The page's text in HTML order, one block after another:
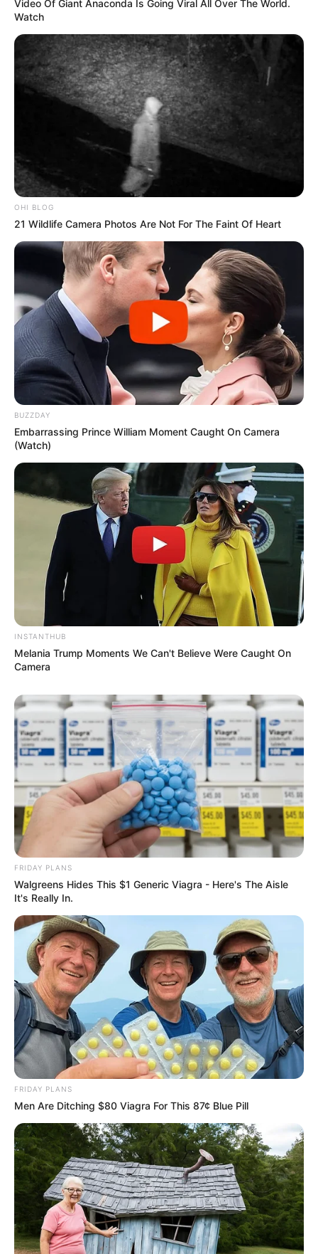
Video Of Giant Anaconda Is Going Viral All Over The World.
Watch
OHI BLOG
21 Wildlife Camera Photos Are Not For The Faint Of Heart
BUZZDAY
Embarrassing Prince William Moment Caught On Camera
(Watch)
INSTANTHUB
Melania Trump Moments We Can't Believe Were Caught On
Camera
FRIDAY PLANS
Walgreens Hides This $1 Generic Viagra - Here's The Aisle
It's Really In.
FRIDAY PLANS
Men Are Ditching $80 Viagra For This 87¢ Blue Pill